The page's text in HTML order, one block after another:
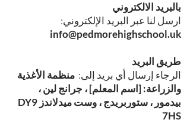
بالبريد الالكتروني
ارسل لنا عبر البريد الإلكتروني:
info@pedmorehighschool.uk
طريق البريد
الرجاء إرسال أي بريد إلى: منظمة الأغذية
والزراعة: [اسم المعلم] ، جرانج لين ،
بيدمور ، ستوربريدج ، وست ميدلاندز DY9
7HS